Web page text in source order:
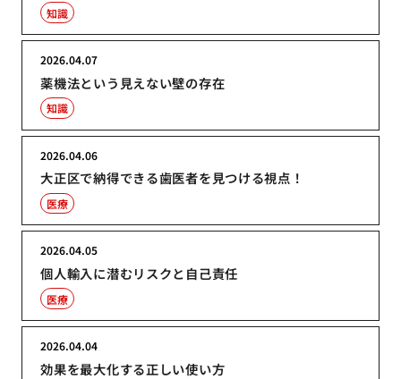
知識
薬機法という見えない壁の存在
2026.04.07
知識
大正区で納得できる歯医者を見つける視点！
2026.04.06
医療
個人輸入に潜むリスクと自己責任
2026.04.05
医療
効果を最大化する正しい使い方
2026.04.04